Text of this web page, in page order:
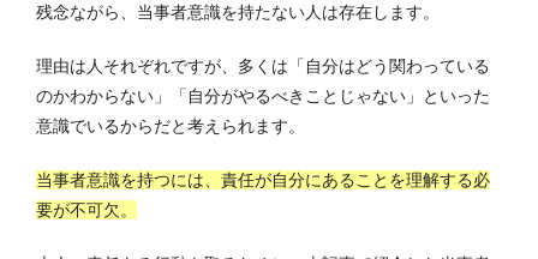
残念ながら、当事者意識を持たない人は存在します。
理由は人それぞれですが、多くは「自分はどう関わっている
のかわからない」「自分がやるべきことじゃない」といった
意識でいるからだと考えられます。
当事者意識を持つには、責任が自分にあることを理解する必
要が不可欠。